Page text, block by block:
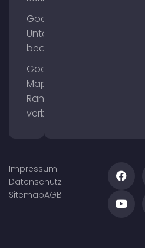
Google
Unternehmensprofil
bearbeiten
Google
Maps
Ranking
verbessern
Impressum
Datenschutz
SitemapAGB